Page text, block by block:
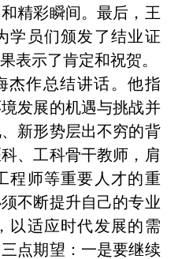
精彩瞬间。最后， 王
学员们颁发了结业证
表示了肯定和祝贺。
杰作总结讲话。他指
发展的机遇与挑战并
新形势层出不穷的背
、工科骨干教师，肩
程师等重要人才的重
不断提升自己的专业
以适应时代发展的需
三 点期望： 一是要继续